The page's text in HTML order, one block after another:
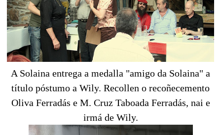
A Solaina entrega a medalla "amigo da Solaina" a
título póstumo a Wily. Recollen o recoñecemento
Oliva Ferradás e M. Cruz Taboada Ferradás, nai e
irmá de Wily.